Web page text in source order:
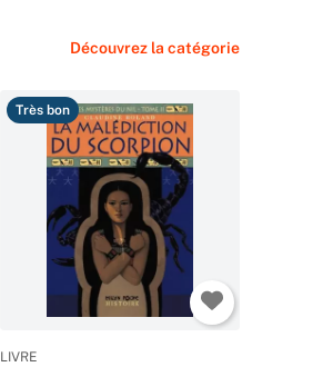
Découvrez la catégorie
Très bon
LIVRE